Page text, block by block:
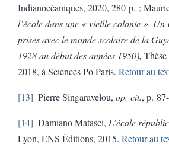
Indianocéaniques, 2020, 280 p. ;
l’école dans une « vieille colonie ».
prises avec le monde scolaire de la
1928 au début des années 1950),
2018, à Sciences Po Paris. Retour au
13 Pierre Singaravelou, op. cit., p.
14 Damiano Matasci, L’école
Lyon, ENS Éditions, 2015. Retour au